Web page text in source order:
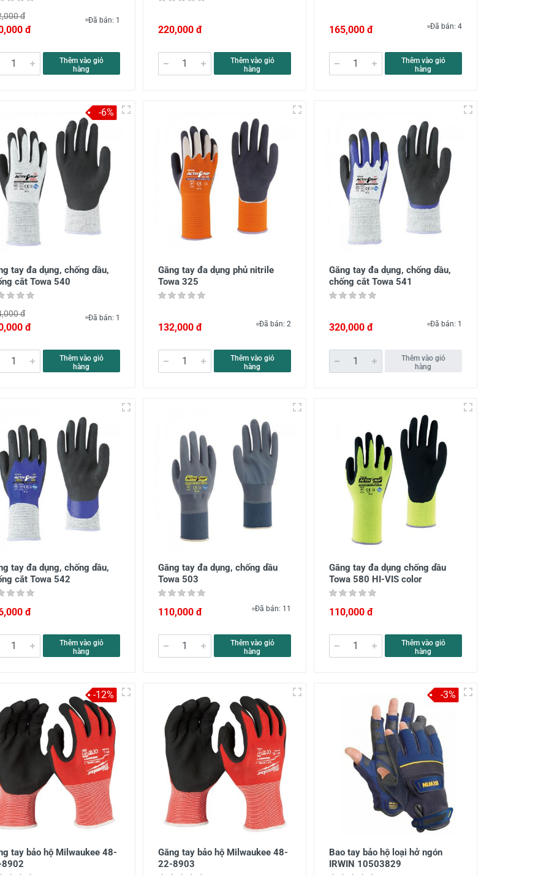
đ
đ
Đã bán: 1
Thêm vào giỏ
hàng
220,000 đ
Thêm vào giỏ
hàng
165,000 đ Đã bán: 4
Thêm vào giỏ
hàng
tay đa dụng, chống dầu,
cắt Towa 540
đ
đ
Đã bán: 1
Thêm vào giỏ
hàng
-6%
Găng tay đa dụng phủ nitrile
Towa 325
132,000 đ Đã bán: 2
Thêm vào giỏ
hàng
Găng tay đa dụng, chống dầu,
chống cắt Towa 541
320,000 đ Đã bán: 1
Thêm vào giỏ
hàng
tay đa dụng, chống dầu,
cắt Towa 542
đ
Thêm vào giỏ
hàng
Găng tay đa dụng, chống dầu
Towa 503
110,000 đ Đã bán: 11
Thêm vào giỏ
hàng
Găng tay đa dụng chống dầu
Towa 580 HI-VIS color
110,000 đ
Thêm vào giỏ
hàng
tay bảo hộ Milwaukee 48-
-12%
Găng tay bảo hộ Milwaukee 48-
22-8903
Bao tay bảo hộ loại hở ngón
IRWIN 10503829
-3%